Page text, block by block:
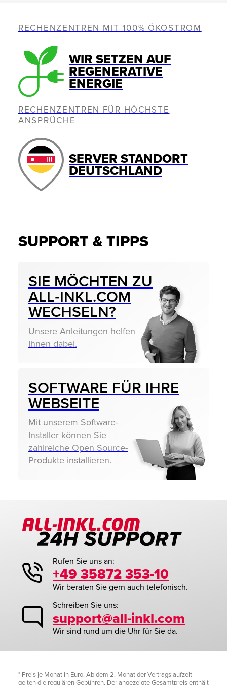
RECHENZENTREN MIT 100% ÖKOSTROM
WIR SETZEN AUF
REGENERATIVE
ENERGIE
RECHENZENTREN FÜR HÖCHSTE
ANSPRÜCHE
SERVER STANDORT
DEUTSCHLAND
SUPPORT & TIPPS
SIE MÖCHTEN ZU
ALL‑INKL.COM
WECHSELN?
Unsere Anleitungen helfen
Ihnen dabei.
SOFTWARE FÜR IHRE
WEBSEITE
Mit unserem Software-
Installer können Sie
zahlreiche Open Source-
Produkte installieren.
Rufen Sie uns an:
+49 35872 353-10
Wir beraten Sie gern auch telefonisch.
Schreiben Sie uns:
support@all-inkl.com
Wir sind rund um die Uhr für Sie da.
* Preis je Monat in Euro. Ab dem 2. Monat der Vertragslaufzeit
gelten die regulären Gebühren. Der angezeigte Gesamtpreis enthält